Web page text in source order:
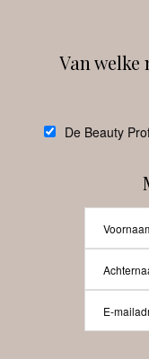
Van
De Beauty